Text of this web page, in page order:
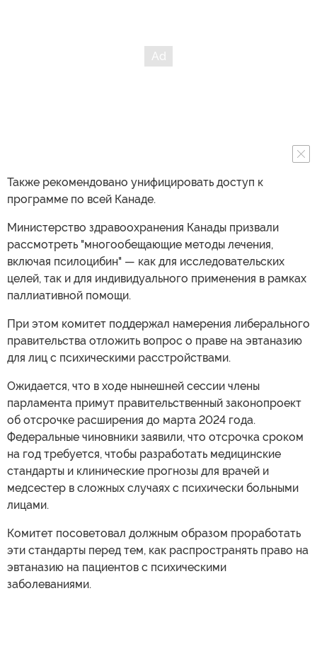
Также рекомендовано унифицировать доступ к
программе по всей Канаде.
Министерство здравоохранения Канады призвали
рассмотреть "многообещающие методы лечения,
включая псилоцибин" — как для исследовательских
целей, так и для индивидуального применения в рамках
паллиативной помощи.
При этом комитет поддержал намерения либерального
правительства отложить вопрос о праве на эвтаназию
для лиц с психическими расстройствами.
Ожидается, что в ходе нынешней сессии члены
парламента примут правительственный законопроект
об отсрочке расширения до марта 2024 года.
Федеральные чиновники заявили, что отсрочка сроком
на год требуется, чтобы разработать медицинские
стандарты и клинические прогнозы для врачей и
медсестер в сложных случаях c психически больными
лицами.
Комитет посоветовал должным образом проработать
эти стандарты перед тем, как распространять право на
эвтаназию на пациентов с психическими
заболеваниями.